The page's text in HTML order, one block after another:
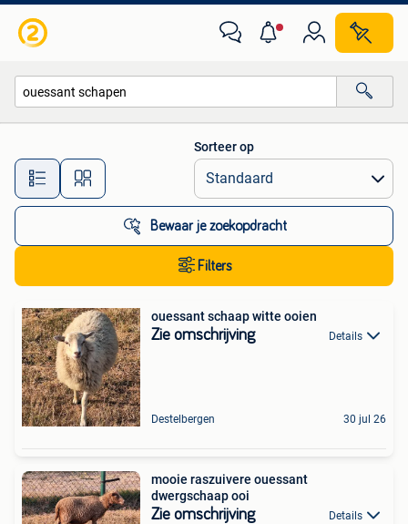
Alle afstanden…
Sorteer op
Bewaar je zoekopdracht
Filters
ouessant schaap witte ooien
Zie omschrijving Details
Destelbergen 30 jul 26
mooie raszuivere ouessant
dwergschaap ooi
Zie omschrijving Details